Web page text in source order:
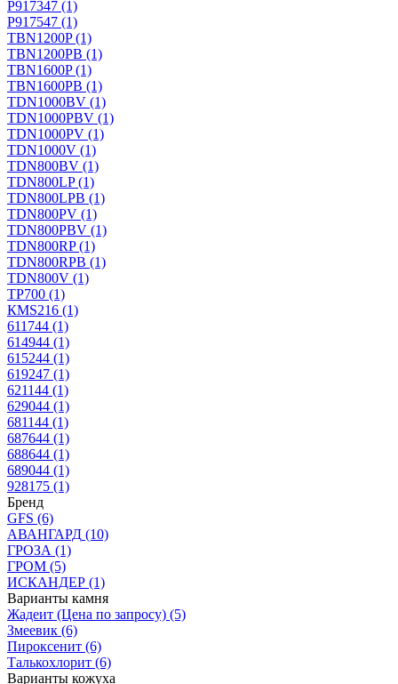
P917347 (1)
P917547 (1)
TBN1200P(1)
TBN1200PB (1)
TBN1600P(1)
TBN1600PB (1)
TDN1000BV (1)
TDN1000PBV (1)
TDN1000PV (1)
TDN1000V (1)
TDN800BV (1)
TDN800LP(1)
TDN800LPB (1)
TDN800PV (1)
TDN800PВV (1)
TDN800RP(1)
TDN800RPB (1)
TDN800V (1)
TP700 (1)
КМS216 (1)
611744 (1)
614944 (1)
615244 (1)
619247 (1)
621144 (1)
629044 (1)
681144 (1)
687644 (1)
688644 (1)
689044 (1)
928175 (1)
Бренд
GFS (6)
АВАНГАРД (10)
ГРОЗА (1)
ГРОМ (5)
ИСКАНДЕР (1)
Варианты камня
Жадеит (Цена по запросу) (5)
Змеевик (6)
Пироксенит (6)
Талькохлорит (6)
Варианты кожуха